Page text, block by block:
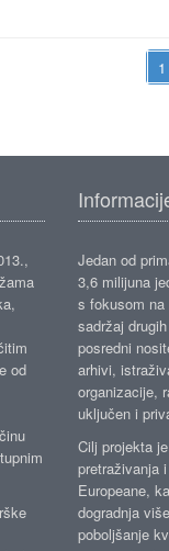
od
Jedan od
3,6 milijuna
s fokusom
sadržaj
posredni
arhivi,
organizacije,
uključen i
Cilj projekta
pretraživanja
Europeane,
dogradnja
poboljšanje